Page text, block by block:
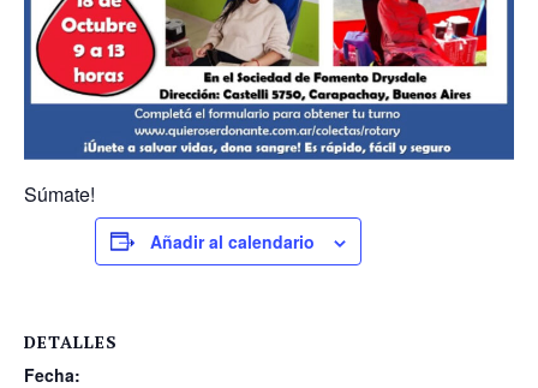
Súmate!
Añadir al calendario
DETALLES
Fecha: